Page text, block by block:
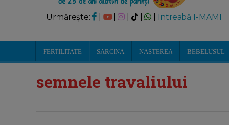
Urmărește: | | Intreabă I-MAMI
FERTILITATE SARCINA NASTEREA BEBELUSUL
semnele travaliului